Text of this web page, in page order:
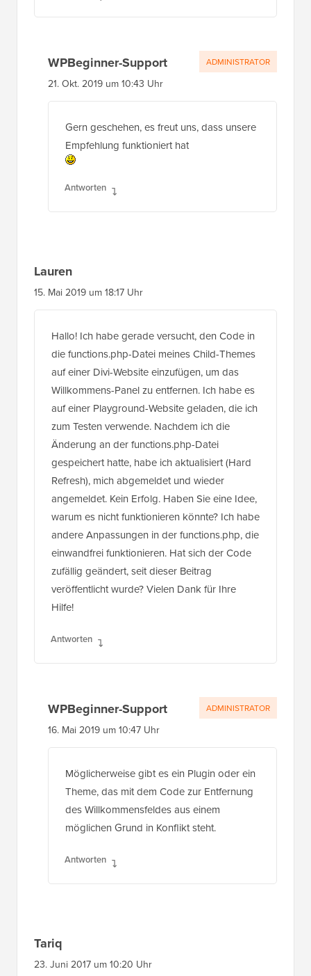
WPBeginner-Support
21. Okt. 2019 um 10:43 Uhr
Gern geschehen, es freut uns, dass unsere
Empfehlung funktioniert hat
Antworten
ADMINISTRATOR
Lauren
15. Mai 2019 um 18:17 Uhr
Hallo! Ich habe gerade versucht, den Code in
die functions.php-Datei meines Child-Themes
auf einer Divi-Website einzufügen, um das
Willkommens-Panel zu entfernen. Ich habe es
auf einer Playground-Website geladen, die ich
zum Testen verwende. Nachdem ich die
Änderung an der functions.php-Datei
gespeichert hatte, habe ich aktualisiert (Hard
Refresh), mich abgemeldet und wieder
angemeldet. Kein Erfolg. Haben Sie eine Idee,
warum es nicht funktionieren könnte? Ich habe
andere Anpassungen in der functions.php, die
einwandfrei funktionieren. Hat sich der Code
zufällig geändert, seit dieser Beitrag
veröffentlicht wurde? Vielen Dank für Ihre
Hilfe!
Antworten
WPBeginner-Support
16. Mai 2019 um 10:47 Uhr
Möglicherweise gibt es ein Plugin oder ein
Theme, das mit dem Code zur Entfernung
des Willkommensfeldes aus einem
möglichen Grund in Konflikt steht.
Antworten
ADMINISTRATOR
Tariq
23. Juni 2017 um 10:20 Uhr